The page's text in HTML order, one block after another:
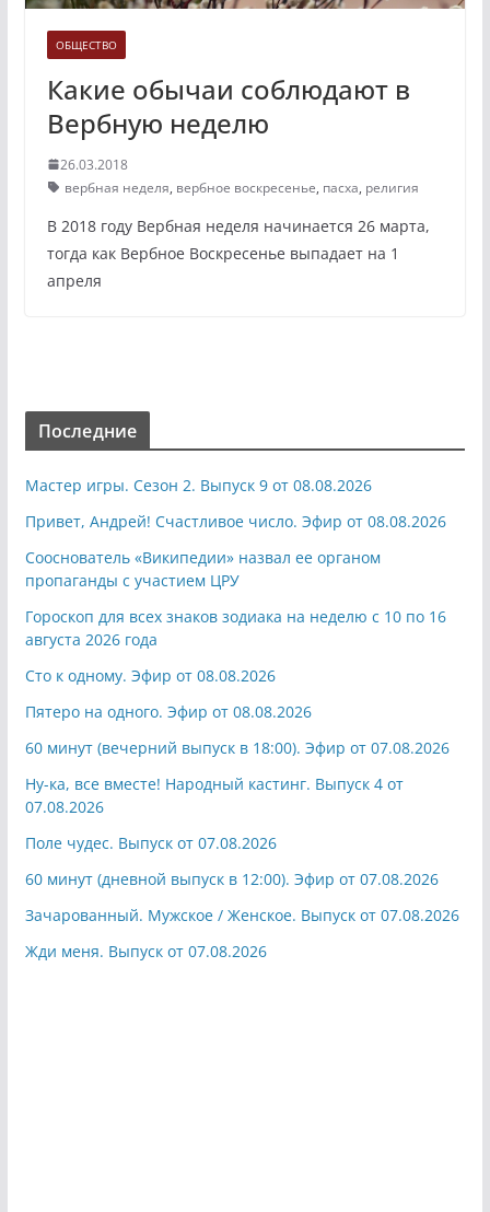
ОБЩЕСТВО
Какие обычаи соблюдают в
Вербную неделю
26.03.2018
вербная неделя, вербное воскресенье, пасха, религия
В 2018 году Вербная неделя начинается 26 марта,
тогда как Вербное Воскресенье выпадает на 1
апреля
Последние
Мастер игры. Сезон 2. Выпуск 9 от 08.08.2026
Привет, Андрей! Счастливое число. Эфир от 08.08.2026
Сооснователь «Википедии» назвал ее органом
пропаганды с участием ЦРУ
Гороскоп для всех знаков зодиака на неделю с 10 по 16
августа 2026 года
Сто к одному. Эфир от 08.08.2026
Пятеро на одного. Эфир от 08.08.2026
60 минут (вечерний выпуск в 18:00). Эфир от 07.08.2026
Ну-ка, все вместе! Народный кастинг. Выпуск 4 от
07.08.2026
Поле чудес. Выпуск от 07.08.2026
60 минут (дневной выпуск в 12:00). Эфир от 07.08.2026
Зачарованный. Мужское / Женское. Выпуск от 07.08.2026
Жди меня. Выпуск от 07.08.2026